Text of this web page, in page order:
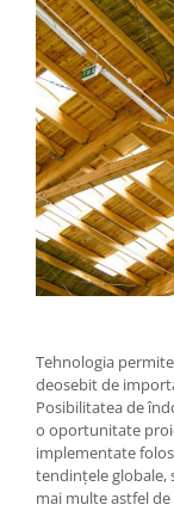
Tehnologia
deosebit de
Posibilitatea de
o oportunitate
implementate
tendințele globale,
mai multe astfel